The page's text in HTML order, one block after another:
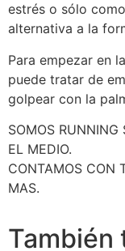
estrés o sólo como
alternativa a la
Para empezar en
puede tratar de
golpear con la
SOMOS RUNNING
EL MEDIO.
CONTAMOS CON
MAS.
También